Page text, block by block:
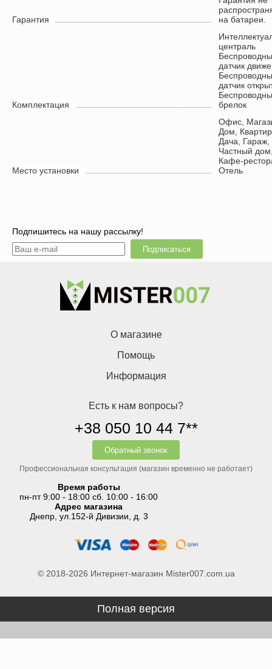
Гарантия
на батареи.
Комплектация
централь
датчик
датчик
брелок
Место установки
Офис
Дом
Дача
Гараж
Частный дом
Кафе-
Отель
Подпишитесь на нашу рассылку!
Подписаться
О магазине
Помощь
Информация
Есть к нам вопросы?
+38 050 10 44 7**
Обратный звонок
Профессиональная консультация (магазин временно не работает)
Время работы
пн-пт 9:00 - 18:00 сб. 10:00 - 16:00
Адрес магазина
Днепр, ул.152-й Дивизии, д. 3
© 2018-2026 Интернет-магазин Mister007.com.ua
Полная версия